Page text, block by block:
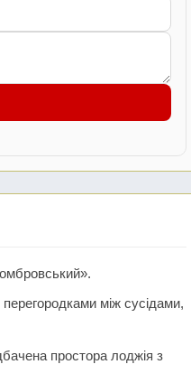
між сусідами,
простора лоджія з